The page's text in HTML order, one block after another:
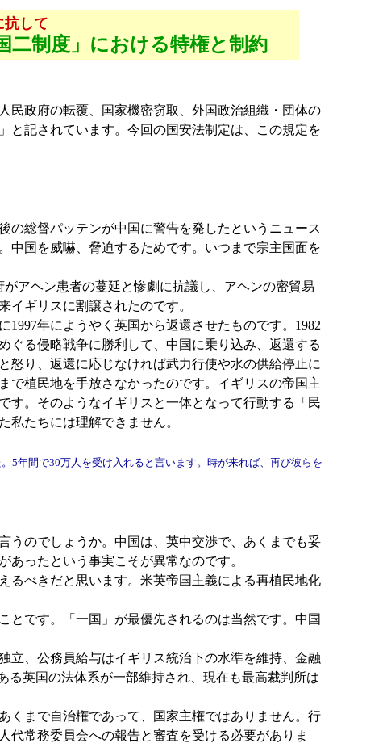
して
制度」における特権と制約
民政府の転覆、国家機密窃取、外国政治組織・団体の
と記されています。今回の国安法制定は、この規定を
総督パッテンが中国に警告を発したというニュース
中国を威嚇、脅迫するためです。いつまで宗主国面を
アヘン患者の蔓延と惨劇に抗議し、アヘンの密貿易
ギリスに割譲されたのです。
年にようやく英国から返還させたものです。1982
ぐる侵略戦争に勝利して、中国に乗り込み、返還する
怒り、返還に応じなければ武力行使や水の供給停止に
で植民地を手放さなかったのです。イギリスの帝国主
す。そのようなイギリスと一体となって行動する「民
たちには理解できません。
5年間で30万人を受け入れると言います。時が来れば、再び彼らを
のでしょうか。中国は、英中交渉で、あくまでも妥
ったという事実こそが異常なのです。
べきだと思います。米英帝国主義による再植民地化
です。「一国」が最優先されるのは当然です。中国
、公務員給与はイギリス統治下の水準を維持、金融
る英国の法体系が一部維持され、現在も最高裁判所は
まで自治権であって、国家主権ではありません。行
常務委員会への報告と審査を受ける必要がありま